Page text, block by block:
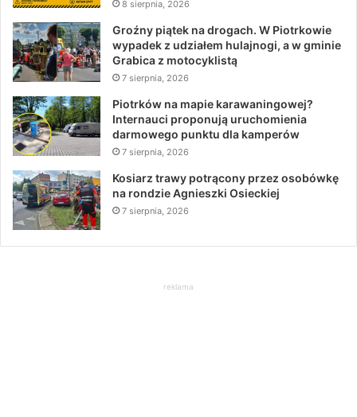
8 sierpnia, 2026
Groźny piątek na drogach. W Piotrkowie
wypadek z udziałem hulajnogi, a w gminie
Grabica z motocyklistą
7 sierpnia, 2026
Piotrków na mapie karawaningowej?
Internauci proponują uruchomienia
darmowego punktu dla kamperów
7 sierpnia, 2026
Kosiarz trawy potrącony przez osobówkę
na rondzie Agnieszki Osieckiej
7 sierpnia, 2026
reklama